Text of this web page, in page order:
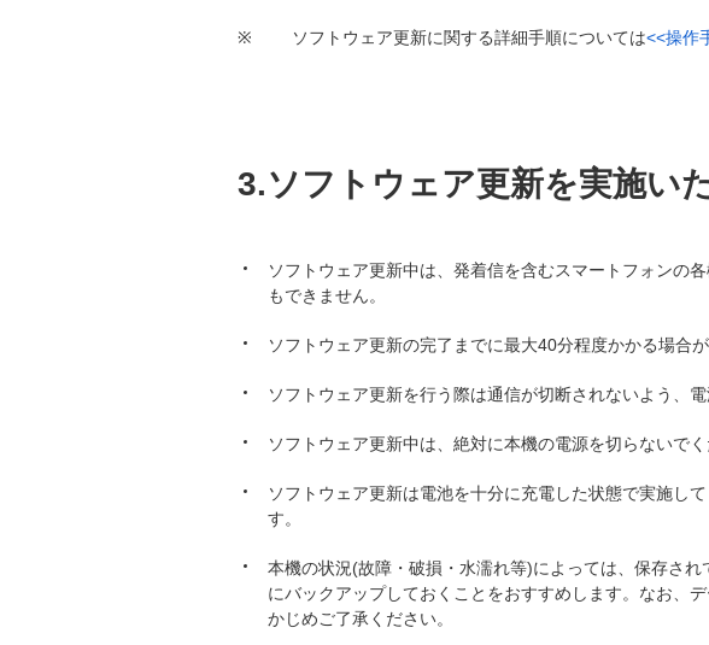
※ ソフトウェア更新に関する詳細手順については<<操作
3.ソフトウェア更新を実施い
ソフトウェア更新中は、発着信を含むスマートフォンの
もできません。
ソフトウェア更新の完了までに最大40分程度かかる場合が
ソフトウェア更新を行う際は通信が切断されないよう、
ソフトウェア更新中は、絶対に本機の電源を切らないで
ソフトウェア更新は電池を十分に充電した状態で実施し
す。
本機の状況(故障・破損・水濡れ等)によっては、保存さ
にバックアップしておくことをおすすめします。なお、
かじめご了承ください。